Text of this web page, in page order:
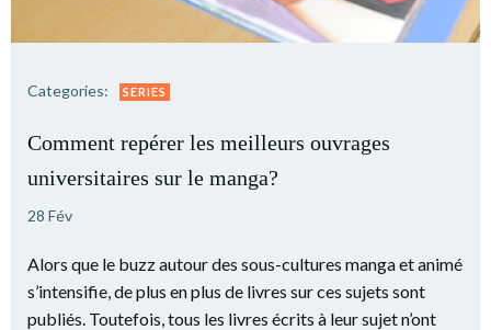
Categories: SERIES
Comment repérer les meilleurs ouvrages
universitaires sur le manga?
28 Fév
Alors que le buzz autour des sous-cultures manga et animé
s’intensifie, de plus en plus de livres sur ces sujets sont
publiés. Toutefois, tous les livres écrits à leur sujet n’ont